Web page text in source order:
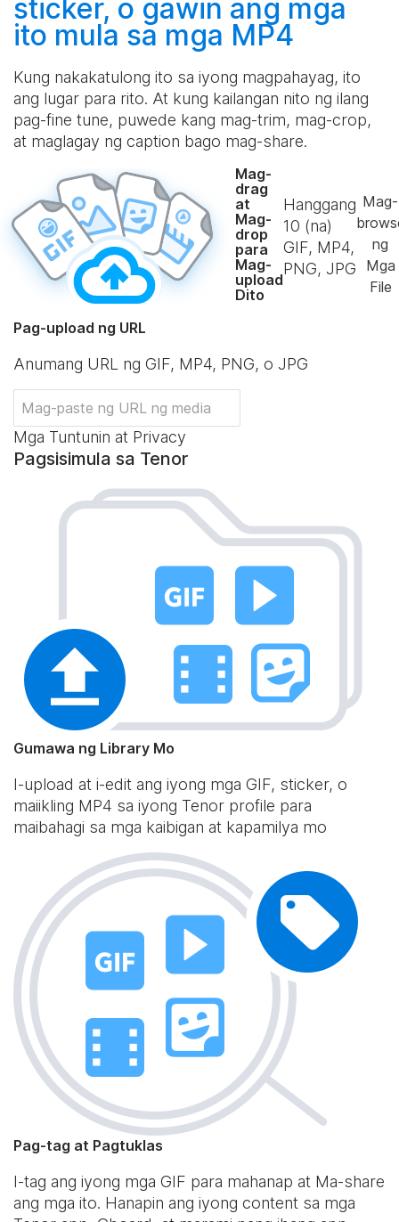
sticker, o gawin ang mga
ito mula sa mga MP4
Kung nakakatulong ito sa iyong magpahayag, ito
ang lugar para rito. At kung kailangan nito ng ilang
pag-fine tune, puwede kang mag-trim, mag-crop,
at maglagay ng caption bago mag-share.
Mag-
drag
at
Mag-
drop
para
Mag-
upload
Dito
Hanggang
10 (na)
GIF, MP4,
PNG, JPG
Mag-
ng
Mga
File
Pag-upload ng URL
Anumang URL ng GIF, MP4, PNG, o JPG
Mga Tuntunin at Privacy
Pagsisimula sa Tenor
Gumawa ng Library Mo
I-upload at i-edit ang iyong mga GIF, sticker, o
maiikling MP4 sa iyong Tenor profile para
maibahagi sa mga kaibigan at kapamilya mo
Pag-tag at Pagtuklas
I-tag ang iyong mga GIF para mahanap at Ma-share
ang mga ito. Hanapin ang iyong content sa mga